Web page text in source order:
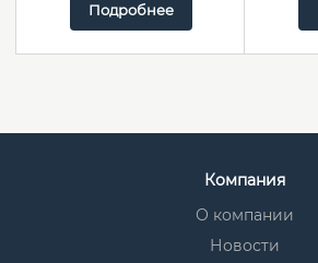
Подробнее
Компания
О компании
Новости